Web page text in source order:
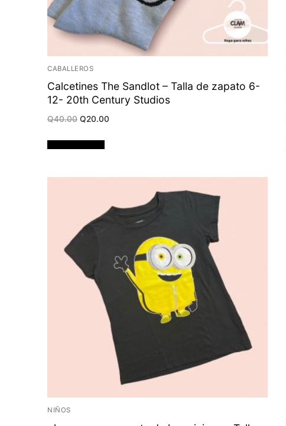
CABALLEROS
Calcetines The Sandlot – Talla de zapato 6-
12- 20th Century Studios
Q40.00 Original
price
Q40.00.
Q20.00
NIÑOS